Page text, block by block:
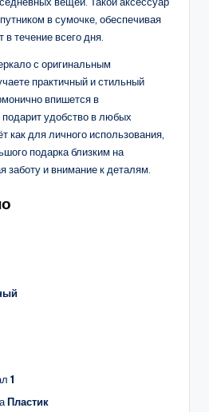
в сумочке, обеспечивая
течение всего дня.
с оригинальным
практичный и стильный
впишется в
удобство в любых
как для личного использования,
подарка близким на
заботу и внимание к деталям.
1
Пластик